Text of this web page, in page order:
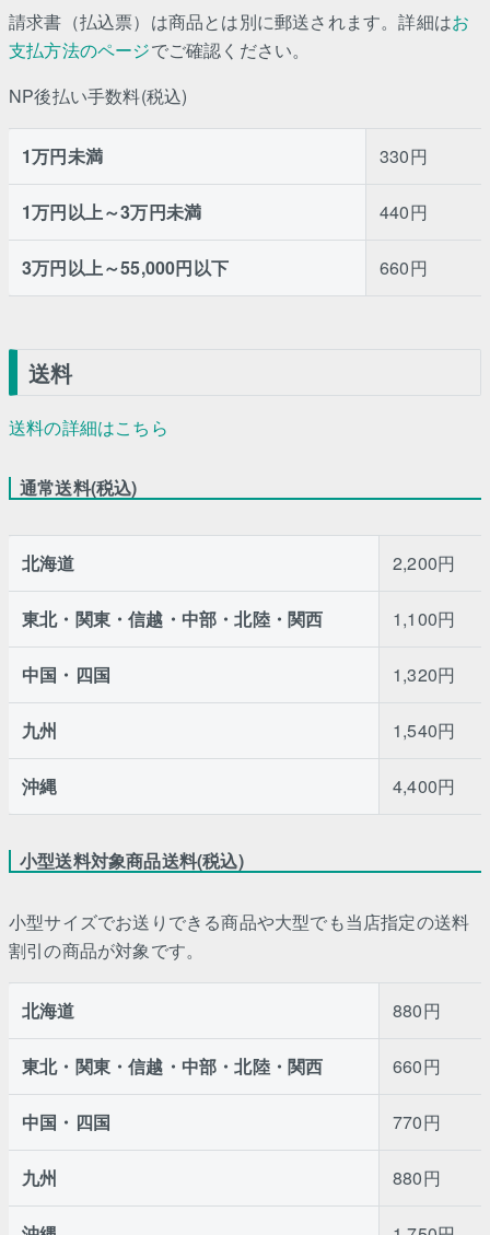
請求書（払込票）は商品とは別に郵送されます。詳細はお
支払方法のページでご確認ください。
NP後払い手数料(税込)
1万円未満 330円
1万円以上～3万円未満 440円
3万円以上～55,000円以下 660円
送料
送料の詳細はこちら
通常送料(税込)
北海道 2,200円
東北・関東・信越・中部・北陸・関西 1,100円
中国・四国 1,320円
九州 1,540円
沖縄 4,400円
小型送料対象商品送料(税込)
小型サイズでお送りできる商品や大型でも当店指定の送料
割引の商品が対象です。
北海道 880円
東北・関東・信越・中部・北陸・関西 660円
中国・四国 770円
九州 880円